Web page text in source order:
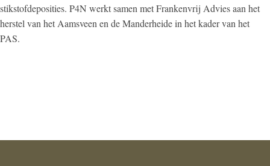
stikstofdeposities. P4N werkt samen met Frankenvrij Advies aan het
herstel van het Aamsveen en de Manderheide in het kader van het
PAS.